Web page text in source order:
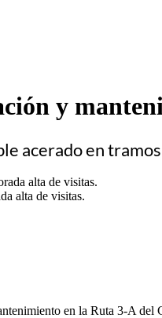
y
acerado en
alta de visitas.
en la Ruta 3-A del